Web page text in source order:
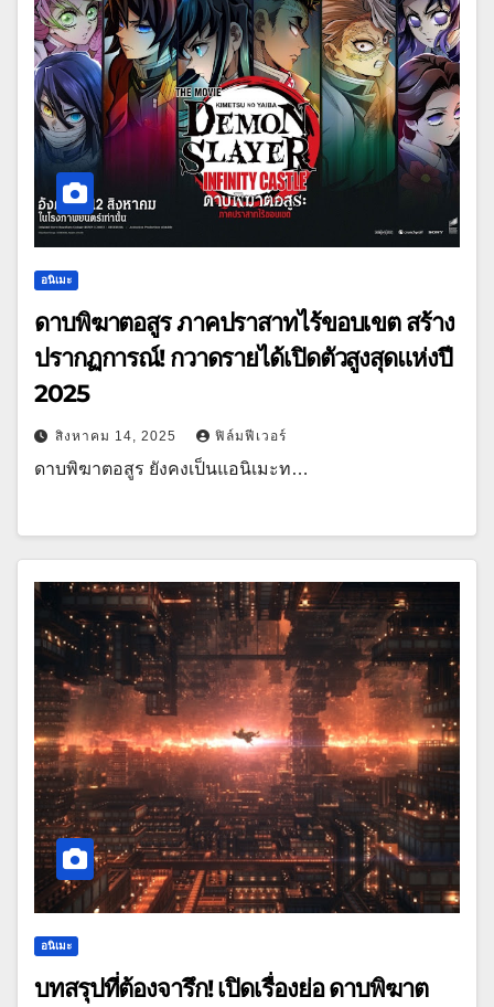
อนิเมะ
ดาบพิฆาตอสูร ภาคปราสาทไร้ขอบเขต สร้าง
ปรากฏการณ์! กวาดรายได้เปิดตัวสูงสุดแห่งปี
2025
สิงหาคม 14, 2025 ฟิล์มฟีเวอร์
ดาบพิฆาตอสูร ยังคงเป็นแอนิเมะท…
อนิเมะ
บทสรุปที่ต้องจารึก! เปิดเรื่องย่อ ดาบพิฆาต